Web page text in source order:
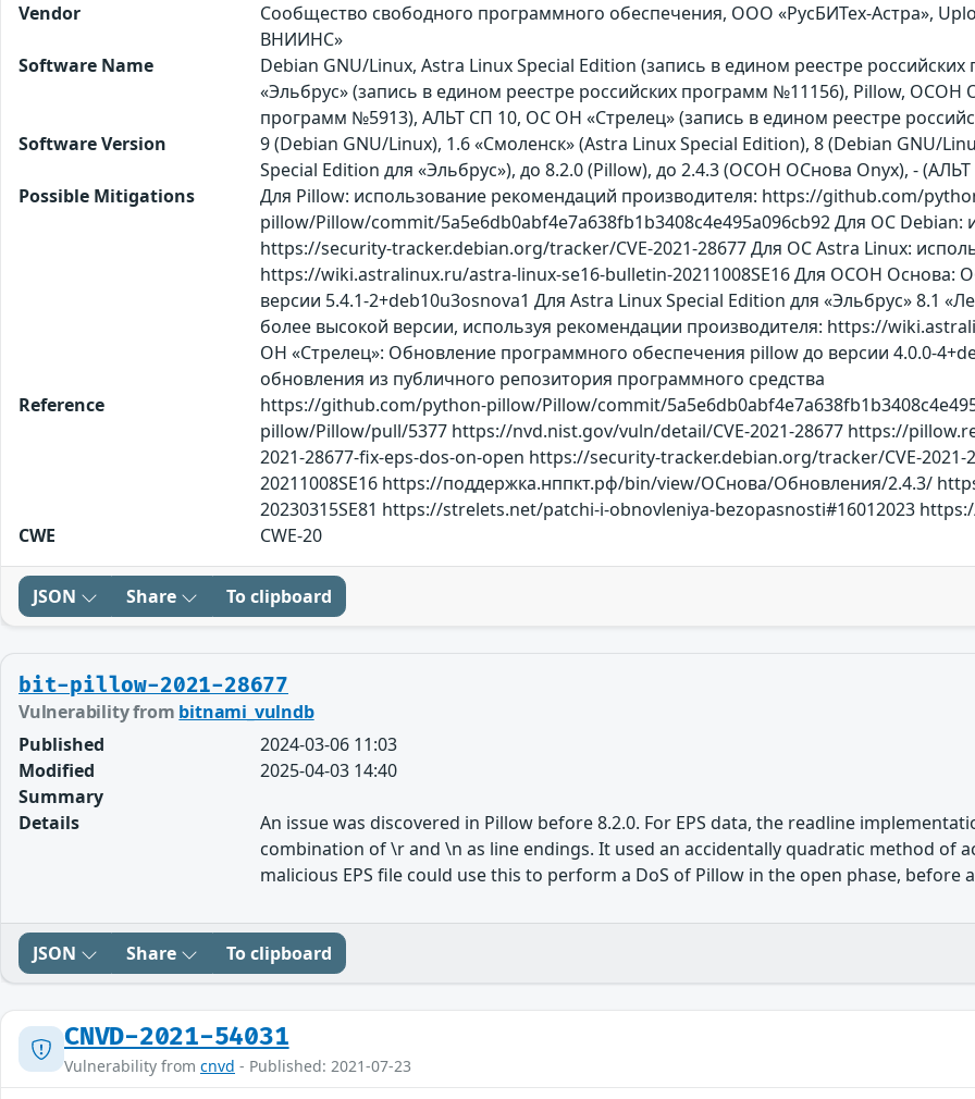
Vendor
Сообщество свободного программного обеспечения, ООО «РусБИТех-Астра»,
ВНИИНС»
Software Name
Debian GNU/Linux, Astra Linux Special Edition (запись в едином реестре
«Эльбрус» (запись в едином реестре российских программ №11156), Pillow, ОСОН
программ №5913), АЛЬТ СП 10, ОС ОН «Стрелец» (запись в едином реестре
Software Version
9 (Debian GNU/Linux), 1.6 «Смоленск» (Astra Linux Special Edition), 8 (Debian GNU/
Special Edition для «Эльбрус»), до 8.2.0 (Pillow), до 2.4.3 (ОСОН ОСнова Оnyx), -
Possible Mitigations
Для Pillow: использование рекомендаций производителя: https://github.com/
pillow/Pillow/commit/5a5e6db0abf4e7a638fb1b3408c4e495a096cb92 Для ОС Debian:
https://security-tracker.debian.org/tracker/CVE-2021-28677 Для ОС Astra Linux:
https://wiki.astralinux.ru/astra-linux-se16-bulletin-20211008SE16 Для ОСОН Основа:
версии 5.4.1-2+deb10u3osnova1 Для Astra Linux Special Edition для «Эльбрус» 8.1
более высокой версии, используя рекомендации производителя: https://
ОН «Стрелец»: Обновление программного обеспечения pillow до версии 4.0.0-
обновления из публичного репозитория программного средства
Reference
https://github.com/python-pillow/Pillow/commit/
pillow/Pillow/pull/5377 https://nvd.nist.gov/vuln/detail/CVE-2021-28677 https://
2021-28677-fix-eps-dos-on-open https://security-tracker.debian.org/tracker/CVE-
20211008SE16 https://поддержка.нппкт.рф/bin/view/ОСнова/Обновления/2.4.3/
20230315SE81 https://strelets.net/patchi-i-obnovleniya-bezopasnosti#16012023
CWE
CWE-20
JSON Share To clipboard
bit-pillow-2021-28677
Vulnerability from bitnami_vulndb
Published
2024-03-06 11:03
Modified
2025-04-03 14:40
Summary
Details
An issue was discovered in Pillow before 8.2.0. For EPS data, the readline
combination of \r and \n as line endings. It used an accidentally quadratic method of
malicious EPS file could use this to perform a DoS of Pillow in the open phase, before
JSON Share To clipboard
CNVD-2021-54031
Vulnerability from cnvd - Published: 2021-07-23